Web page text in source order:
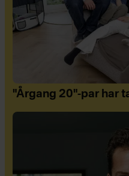
"Årgang 20"-par har